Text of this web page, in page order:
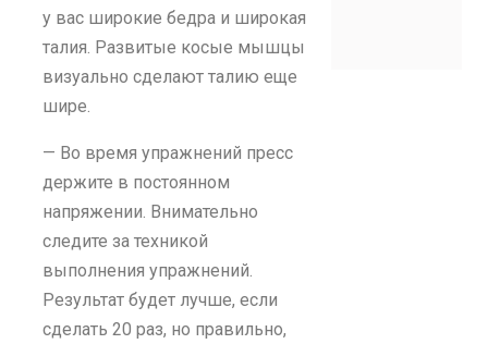
у вас широкие бедра и широкая
талия. Развитые косые мышцы
визуально сделают талию еще
шире.
— Во время упражнений пресс
держите в постоянном
напряжении. Внимательно
следите за техникой
выполнения упражнений.
Результат будет лучше, если
сделать 20 раз, но правильно,